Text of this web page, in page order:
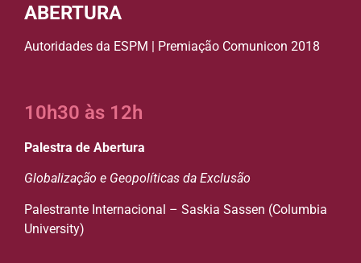
ABERTURA
Autoridades da ESPM | Premiação Comunicon 2018
10h30 às 12h
Palestra de Abertura
Globalização e Geopolíticas da Exclusão
Palestrante Internacional – Saskia Sassen (Columbia
University)